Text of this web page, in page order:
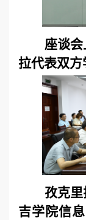
座谈
拉代表双方
孜克里
吉学院信